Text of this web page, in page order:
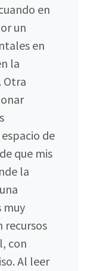
en
un
en
la
Otra
de
que mis
la
muy
recursos
con
Al leer